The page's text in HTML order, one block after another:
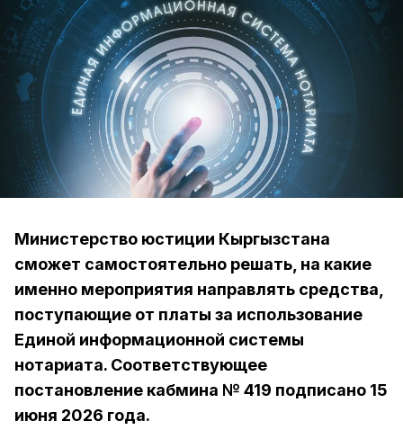
Министерство юстиции Кыргызстана
сможет самостоятельно решать, на какие
именно мероприятия направлять средства,
поступающие от платы за использование
Единой информационной системы
нотариата. Соответствующее
постановление кабмина № 419 подписано 15
июня 2026 года.